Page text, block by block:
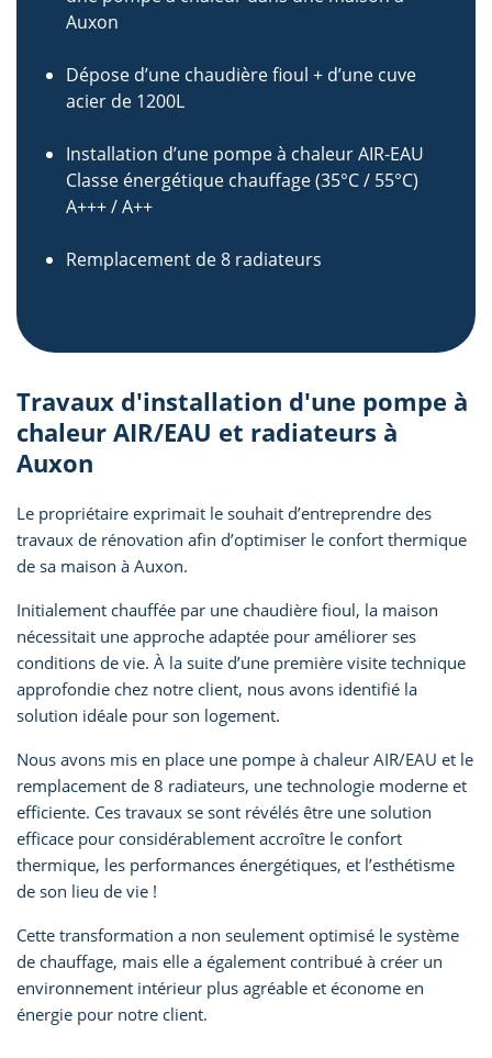
Auxon
Dépose d’une chaudière fioul + d’une cuve
acier de 1200L
Installation d’une pompe à chaleur AIR-EAU
Classe énergétique chauffage (35°C / 55°C)
A+++ / A++
Remplacement de 8 radiateurs
Travaux d'installation d'une pompe à
chaleur AIR/EAU et radiateurs à
Auxon
Le propriétaire exprimait le souhait d’entreprendre des
travaux de rénovation afin d’optimiser le confort thermique
de sa maison à Auxon.
Initialement chauffée par une chaudière fioul, la maison
nécessitait une approche adaptée pour améliorer ses
conditions de vie. À la suite d’une première visite technique
approfondie chez notre client, nous avons identifié la
solution idéale pour son logement.
Nous avons mis en place une pompe à chaleur AIR/EAU et le
remplacement de 8 radiateurs, une technologie moderne et
efficiente. Ces travaux se sont révélés être une solution
efficace pour considérablement accroître le confort
thermique, les performances énergétiques, et l’esthétisme
de son lieu de vie !
Cette transformation a non seulement optimisé le système
de chauffage, mais elle a également contribué à créer un
environnement intérieur plus agréable et économe en
énergie pour notre client.